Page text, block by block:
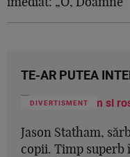
TE-AR PUTEA
DIVERTISMENT
Jason Statham,
copii. Timp superb